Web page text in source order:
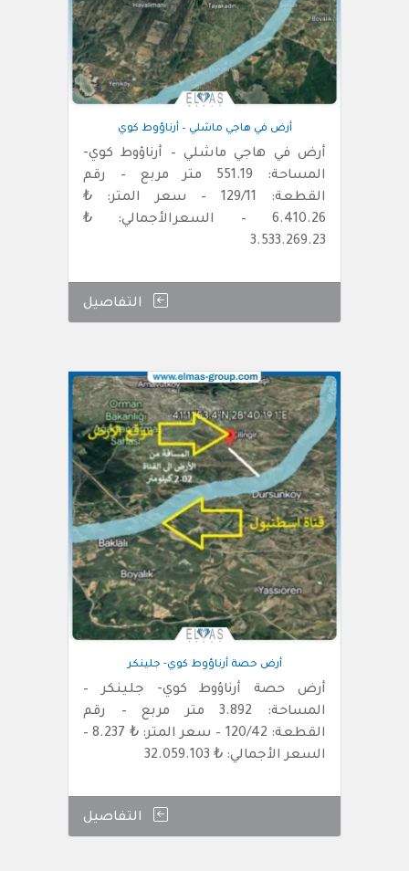
أرض في هاجي ماشلي – أرناؤوط كوي
أرض في هاجي ماشلي – أرناؤوط كوي-
المساحة: 551.19 متر مربع – رقم
القطعة: 129/11 – سعر المتر: ₺
6.410.26 – السعرالأجمالي: ₺
3.533.269.23
التفاصيل
أرض حصة أرناؤوط كوي- جلينكر
أرض حصة أرناؤوط كوي- جلينكر –
المساحة: 3.892 متر مربع – رقم
القطعة: 120/42 – سعر المتر: ₺ 8.237 –
السعر الأجمالي: ₺ 32.059.103
التفاصيل